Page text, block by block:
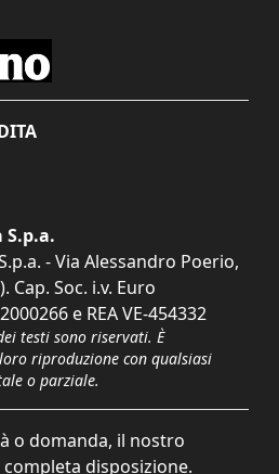
- Via Alessandro Poerio,
Cap. Soc. i.v. Euro
e REA VE-454332
testi sono riservati. È
riproduzione con qualsiasi
o parziale.
o domanda, il nostro
disposizione.